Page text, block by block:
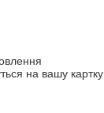
на вашу картку